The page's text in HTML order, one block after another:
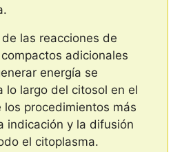
las reacciones de
adicionales
energía se
lo largo del citosol en el
los procedimientos más
indicación y la difusión
el citoplasma.